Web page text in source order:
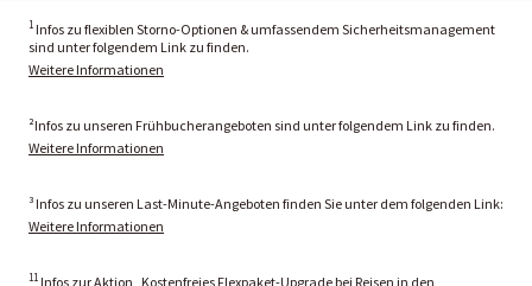
1 Infos zu flexiblen Storno-Optionen & umfassendem Sicherheitsmanagement
sind unter folgendem Link zu finden.
Weitere Informationen
²Infos zu unseren Frühbucherangeboten sind unter folgendem Link zu finden.
Weitere Informationen
³ Infos zu unseren Last-Minute-Angeboten finden Sie unter dem folgenden Link:
Weitere Informationen
11 Infos zur Aktion „Kostenfreies Flexpaket-Upgrade bei Reisen in den